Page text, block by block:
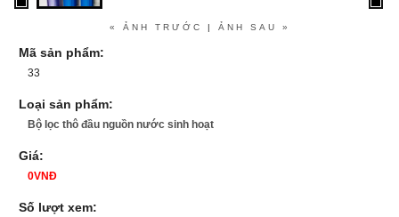
« ẢNH TRƯỚC | ẢNH SAU »
Mã sản phẩm:
33
Loại sản phẩm:
Bộ lọc thô đầu nguồn nước sinh hoạt
Giá:
0VNĐ
Số lượt xem: